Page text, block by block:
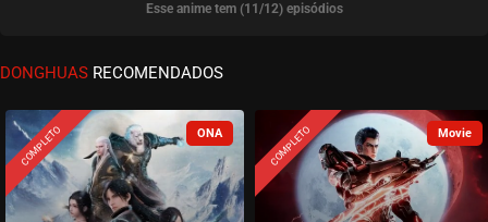
ASSISTIDO
ASSISTIDO
EPISÓDIO 06
EPISÓDIO 05
junho 23, 2023
Esse anime tem (11/12) episódios
DONGHUAS RECOMENDADOS
COMPLETO COMPLETO